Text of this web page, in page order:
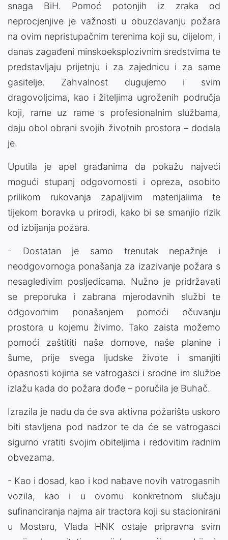
snaga BiH. Pomoć potonjih iz zraka od
neprocjenjive je važnosti u obuzdavanju požara
na ovim nepristupačnim terenima koji su, dijelom, i
danas zagađeni minskoeksplozivnim sredstvima te
predstavljaju prijetnju i za zajednicu i za same
gasitelje. Zahvalnost dugujemo i svim
dragovoljcima, kao i žiteljima ugroženih područja
koji, rame uz rame s profesionalnim službama,
daju obol obrani svojih životnih prostora – dodala
je.
Uputila je apel građanima da pokažu najveći
mogući stupanj odgovornosti i opreza, osobito
prilikom rukovanja zapaljivim materijalima te
tijekom boravka u prirodi, kako bi se smanjio rizik
od izbijanja požara.
- Dostatan je samo trenutak nepažnje i
neodgovornoga ponašanja za izazivanje požara s
nesagledivim posljedicama. Nužno je pridržavati
se preporuka i zabrana mjerodavnih službi te
odgovornim ponašanjem pomoći očuvanju
prostora u kojemu živimo. Tako zaista možemo
pomoći zaštititi naše domove, naše planine i
šume, prije svega ljudske živote i smanjiti
opasnosti kojima se vatrogasci i srodne im službe
izlažu kada do požara dođe – poručila je Buhač.
Izrazila je nadu da će sva aktivna požarišta uskoro
biti stavljena pod nadzor te da će se vatrogasci
sigurno vratiti svojim obiteljima i redovitim radnim
obvezama.
- Kao i dosad, kao i kod nabave novih vatrogasnih
vozila, kao i u ovomu konkretnom slučaju
sufinanciranja najma air tractora koji su stacionirani
u Mostaru, Vlada HNK ostaje pripravna svim